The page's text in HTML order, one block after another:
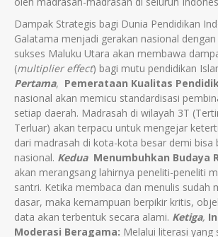
Dampak Strategis bagi Dunia Pendidikan
Galatama menjadi gerakan nasional
sukses Maluku Utara akan membawa
(multiplier effect) bagi mutu pendidikan
Pertama, Pemerataan Kualitas
nasional akan memicu standardisasi
setiap daerah. Madrasah di wilayah 3T
Terluar) akan terpacu untuk mengejar
dari madrasah di kota-kota besar demi bisa
nasional. Kedua Menumbuhkan Budaya
akan merangsang lahirnya peneliti-peneliti
santri. Ketika membaca dan menulis sudah
dasar, maka kemampuan berpikir kritis,
data akan terbentuk secara alami. Ketiga,
Moderasi Beragama: Melalui literasi yang